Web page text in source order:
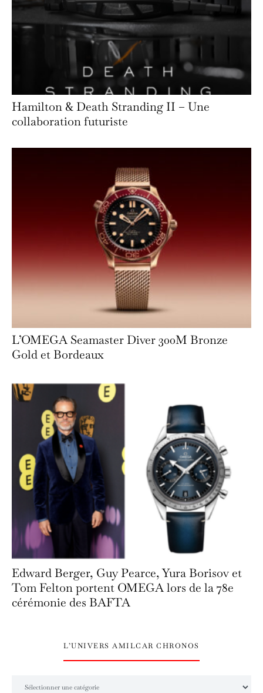
Hamilton & Death Stranding II – Une
collaboration futuriste
L’OMEGA Seamaster Diver 300M Bronze
Gold et Bordeaux
Edward Berger, Guy Pearce, Yura Borisov et
Tom Felton portent OMEGA lors de la 78e
cérémonie des BAFTA
L’UNIVERS AMILCAR CHRONOS